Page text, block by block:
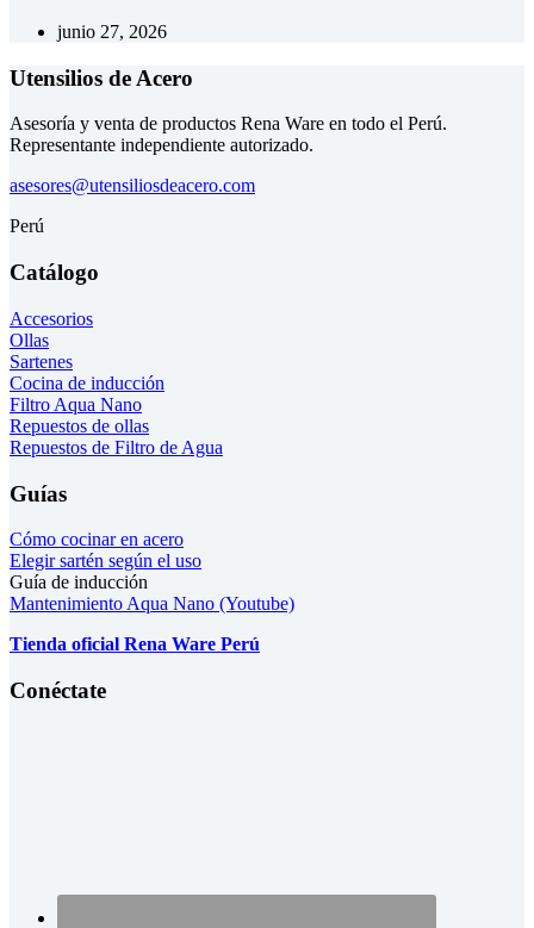
junio 27, 2026
Utensilios de Acero
Asesoría y venta de productos Rena Ware en todo el Perú.
Representante independiente autorizado.
asesores@utensiliosdeacero.com
Perú
Catálogo
Accesorios
Ollas
Sartenes
Cocina de inducción
Filtro Aqua Nano
Repuestos de ollas
Repuestos de Filtro de Agua
Guías
Cómo cocinar en acero
Elegir sartén según el uso
Guía de inducción
Mantenimiento Aqua Nano (Youtube)
Tienda oficial Rena Ware Perú
Conéctate